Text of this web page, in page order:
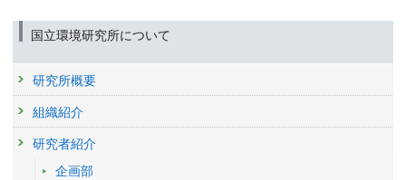
24986 : パリ協定気候目標と持続可能開発目標の同時実現に向けた気候政
策の統合分析
24998 : 平成31 年度インドネシアにおける地方適応主流化のための気候
変動影響評価支援業務
24999 : 平成31 年度ベトナムにおける適応計画策定に関する支援業務
25056 : 気候変動影響の観測・監視に関する研究プロジェクト
2018年度
Watanabe M.
掲載誌 :Earth System Dynamics, 14(6):1107-1124 (2023)
Reconsidering the lower end of long-term climate scenarios
発表者 : Fujimori S., Nishiura O., Oshiro K., Hasegawa T., Shiraki H.,
Tsuchiya K.(土屋一彬)
信太郎, 山本彬友, 草原和弥, 羽島知洋, 河宮未知生, 佐藤雄亮, 釜江陽一, 阿
部彩子, 吉森正和
研究発表
Projections of Amazon dieback beyond the 21st century
using Earth system models
発表者 : Melnikova Irina(MELNIKOVA Irina)
Hajima T.,Hayashi M.(林未知也)
報 平成20年度地球環境研究センター報告CGER-I090-2009, 1-10
美子(*1),沖大幹(*2),木本昌秀(*3),阿部彩子(*3),高薮緑(*3),羽角博康(*3),佐
藤正樹(*3),岡顕(*3),柳瀬亘(*3)(*1地球環境フロンティア研究セ,*2東京大
生産技術研,*3東京大気候システム研究セ) (2008) 高解像度大気海洋結合
モデルを用いた気候変化実験. 国立環境研究所スーパーコンピューター利
用研究年報 平成18年度地球環境研究センター報告CGER-I078-2008, 1-
社）日本気象学会)
2015年度:科学技術専門家ネットワーク専門調査員(文部科学省 科学技
術・学術政策研究所科学技術動向研究センター)
2015年度:
2014年度 :日本気象学会第38期委員（地球環境問題委員会委員）
社）日本気象学会)
国立環境研究所について
研究所概要
組織紹介
研究者紹介
企画部